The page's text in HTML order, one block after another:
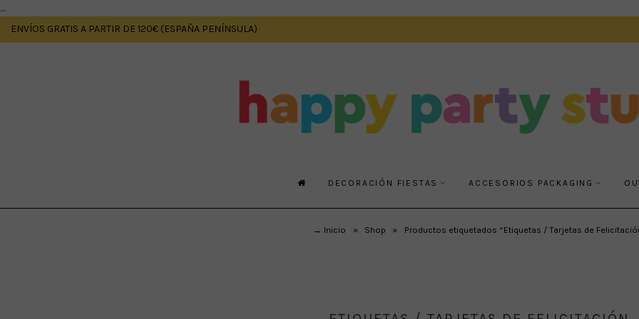
....
ENVÍOS GRATIS A PARTIR DE 120€ (ESPAÑA PENÍNSULA)
DECORACIÓN FIESTAS ACCESORIOS PACKAGING
→ Inicio » Shop » Productos etiquetados “Etiquetas / Tarjetas de